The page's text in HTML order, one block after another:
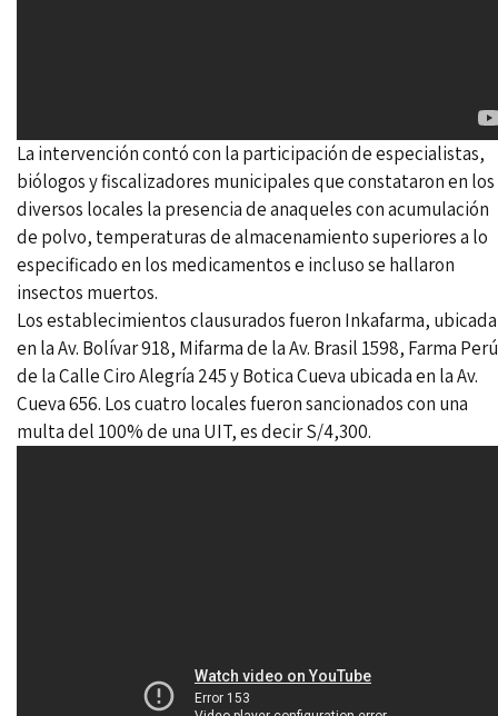
La intervención contó con la participación de especialistas,
biólogos y fiscalizadores municipales que constataron en los
diversos locales la presencia de anaqueles con acumulación
de polvo, temperaturas de almacenamiento superiores a lo
especificado en los medicamentos e incluso se hallaron
insectos muertos.
Los establecimientos clausurados fueron Inkafarma, ubicada
en la Av. Bolívar 918, Mifarma de la Av. Brasil 1598, Farma Perú
de la Calle Ciro Alegría 245 y Botica Cueva ubicada en la Av.
Cueva 656. Los cuatro locales fueron sancionados con una
multa del 100% de una UIT, es decir S/4,300.